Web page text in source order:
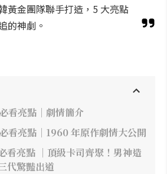
黃金團隊聯手打造，5 大亮點
的神劇。
看亮點｜劇情簡介
看亮點｜1960 年原作劇情大公開
看亮點 ｜頂級卡司齊聚！男神造
代驚豔出道